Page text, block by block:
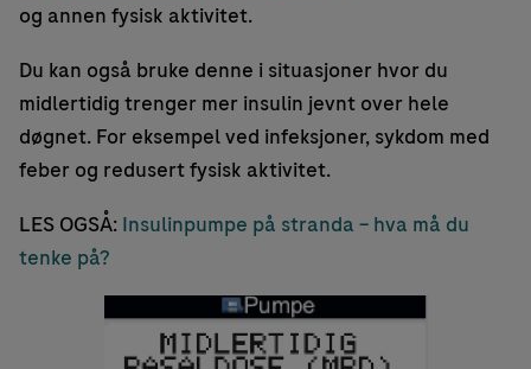
og annen fysisk aktivitet.
Du kan også bruke denne i situasjoner hvor du
midlertidig trenger mer insulin jevnt over hele
døgnet. For eksempel ved infeksjoner, sykdom med
feber og redusert fysisk aktivitet.
LES OGSÅ: Insulinpumpe på stranda – hva må du
tenke på?